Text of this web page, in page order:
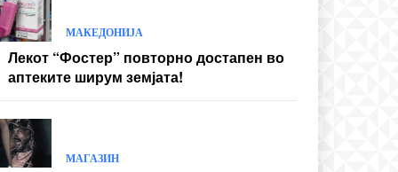
МАКЕДОНИЈА
Лекот “Фостер” повторно достапен во
аптеките ширум земјата!
МАГАЗИН